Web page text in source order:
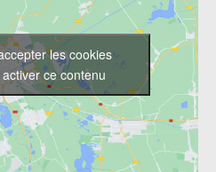
les cookies
ce contenu